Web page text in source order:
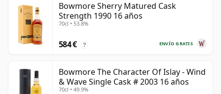
Bowmore Sherry Matured Cask
Strength 1990 16 años
70cl • 53.8%
ENVÍO GRATIS
584 € ?
Bowmore The Character Of Islay - Wind
& Wave Single Cask # 2003 16 años
70cl • 49.9%